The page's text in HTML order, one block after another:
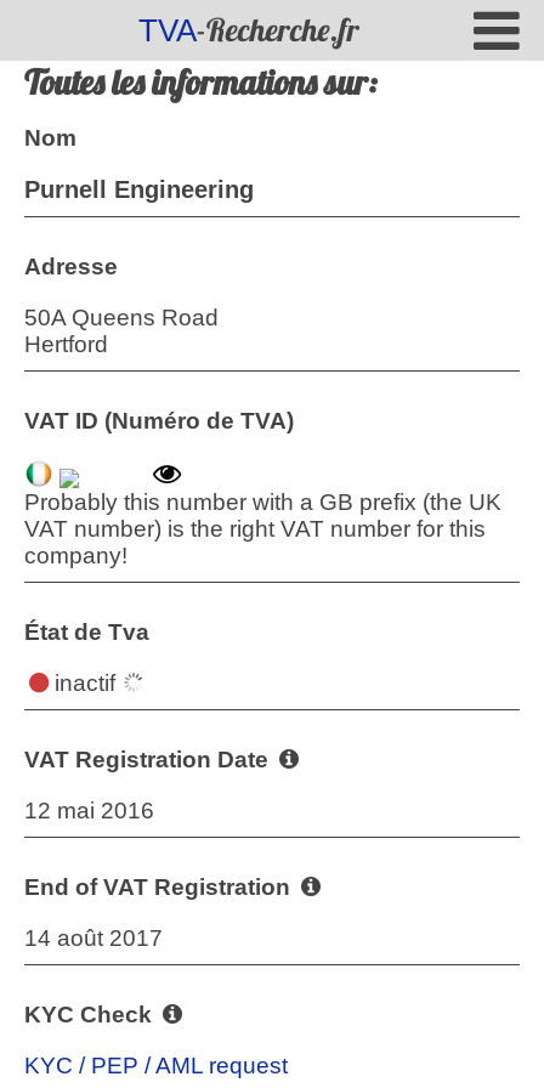
TVA-Recherche.fr
Toutes les informations sur:
Nom
Purnell Engineering
Adresse
50A Queens Road
Hertford
VAT ID (Numéro de TVA)
Probably this number with a GB prefix (the UK
VAT number) is the right VAT number for this
company!
État de Tva
inactif
VAT Registration Date
12 mai 2016
End of VAT Registration
14 août 2017
KYC Check
KYC / PEP / AML request